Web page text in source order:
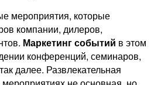
мероприятия, которые
компании, дилеров,
Маркетинг событий в этом
конференций, семинаров,
далее. Развлекательная